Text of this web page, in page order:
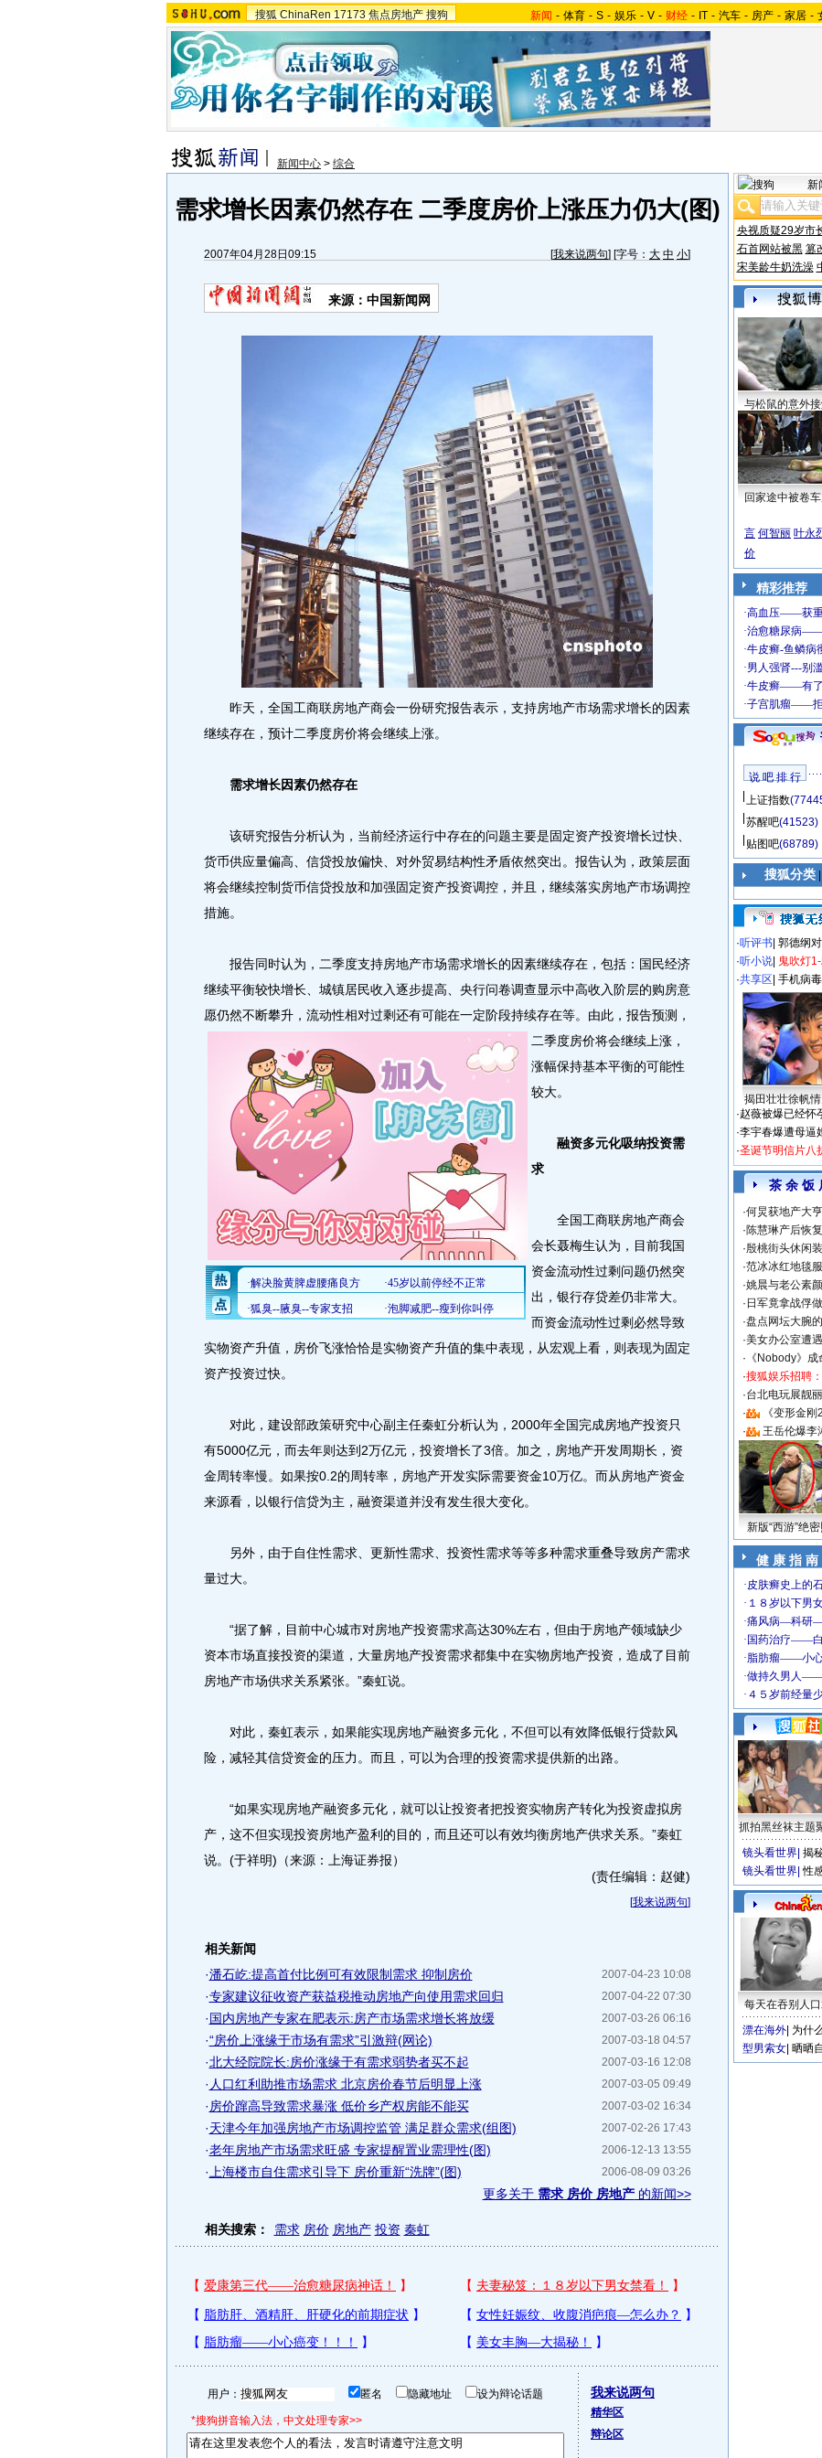
搜狐 ChinaRen 17173 焦点房地产 搜狗 新闻 - 体育 - S - 娱乐 - V - 财经 - IT - 汽车 - 房产 - 家居 -
新闻中心 > 综合
需求增长因素仍然存在 二季度房价上涨压力仍大(图)
2007年04月28日09:15 [我来说两句] [字号： 大 中 小]
来源：中国新闻网
昨天，全国工商联房地产商会一份研究报告表示，支持房地产市场需求增长的因素
继续存在，预计二季度房价将会继续上涨。
需求增长因素仍然存在
该研究报告分析认为，当前经济运行中存在的问题主要是固定资产投资增长过快、
货币供应量偏高、信贷投放偏快、对外贸易结构性矛盾依然突出。报告认为，政策层面
将会继续控制货币信贷投放和加强固定资产投资调控，并且，继续落实房地产市场调控
措施。
报告同时认为，二季度支持房地产市场需求增长的因素继续存在，包括：国民经济
继续平衡较快增长、城镇居民收入逐步提高、央行问卷调查显示中高收入阶层的购房意
愿仍然不断攀升，流动性相对过剩还有可能在一定阶段持续存在等。 由此，报告预测，
二季度房价将会继续上涨，
涨幅保持基本平衡的可能性
较大。
融资多元化吸纳投资需
求
全国工商联房地产商会
会长聂梅生认为，目前我国
资金流动性过剩问题仍然突
出，银行存贷差仍非常大。
而资金流动性过剩必然导致
实物资产升值，房价飞涨恰恰是实物资产升值的集中表现，从宏观上看，则表现为固定
资产投资过快。
对此，建设部政策研究中心副主任秦虹分析认为，2000年全国完成房地产投资只
有5000亿元，而去年则达到2万亿元，投资增长了3倍。加之，房地产开发周期长，资
金周转率慢。如果按0.2的周转率，房地产开发实际需要资金10万亿。而从房地产资金
来源看，以银行信贷为主，融资渠道并没有发生很大变化。
另外，由于自住性需求、更新性需求、投资性需求等等多种需求重叠导致房产需求
量过大。
“据了解，目前中心城市对房地产投资需求高达30%左右，但由于房地产领域缺少
资本市场直接投资的渠道，大量房地产投资需求都集中在实物房地产投资，造成了目前
房地产市场供求关系紧张。”秦虹说。
对此，秦虹表示，如果能实现房地产融资多元化，不但可以有效降低银行贷款风
险，减轻其信贷资金的压力。而且，可以为合理的投资需求提供新的出路。
“如果实现房地产融资多元化，就可以让投资者把投资实物房产转化为投资虚拟房
产，这不但实现投资房地产盈利的目的，而且还可以有效均衡房地产供求关系。”秦虹
说。(于祥明)（来源：上海证券报）
(责任编辑：赵健)
[我来说两句]
相关新闻
2007-04-23 10:08
·潘石屹:提高首付比例可有效限制需求 抑制房价
2007-04-22 07:30
·专家建议征收资产获益税推动房地产向使用需求回归
2007-03-26 06:16
·国内房地产专家在肥表示:房产市场需求增长将放缓
2007-03-18 04:57
·“房价上涨缘于市场有需求”引激辩(网论)
2007-03-16 12:08
·北大经院院长:房价涨缘于有需求弱势者买不起
2007-03-05 09:49
· 人口红利助推市场需求 北京房价春节后明显上涨
2007-03-02 16:34
· 房价蹿高导致需求暴涨 低价乡产权房能不能买
2007-02-26 17:43
·天津今年加强房地产市场调控监管 满足群众需求(组图)
2006-12-13 13:55
·老年房地产市场需求旺盛 专家提醒置业需理性(图)
2006-08-09 03:26
· 上海楼市自住需求引导下 房价重新“洗牌”(图)
更多关于 需求 房价 房地产的新闻>>
相关搜索： 需求 房价 房地产 投资 秦虹
用户： 匿名 隐藏地址 设为辩论话题
*搜狗拼音输入法，中文处理专家>>
我来说两句
精华区
辩论区
新
央视质疑29岁市
石首网站被黑 篡
宋美龄牛奶洗澡
与松鼠的意外
回家途中被卷
言 何智丽 叶永
价
精彩推荐
说 吧 排 行
上证指数
苏醒吧(41523)
贴图吧(68789)
搜狐分类|
·听评书 郭德纲
·听小说 鬼吹灯
·共享区 手机病
揭田壮壮徐帆情
·赵薇被爆已经怀
·李宇春爆遭母逼
·圣诞节明信片八
茶 余 饭
·何炅获地产大
·陈慧琳产后恢
·殷桃街头休闲
·范冰冰红地毯
·姚晨与老公素
· 日军竟拿战俘
·盘点网坛大腕
·美女办公室遭
· 《Nobody》
·搜狐娱乐招聘
·台北电玩展靓
·
《变形金刚
·
王岳伦爆李
新版“西游”绝密
健 康 指 南
抓拍黑丝袜主题
镜头看世界 揭
镜头看世界 性
每天在吞别人
漂在海外 为什
型男索女 晒晒